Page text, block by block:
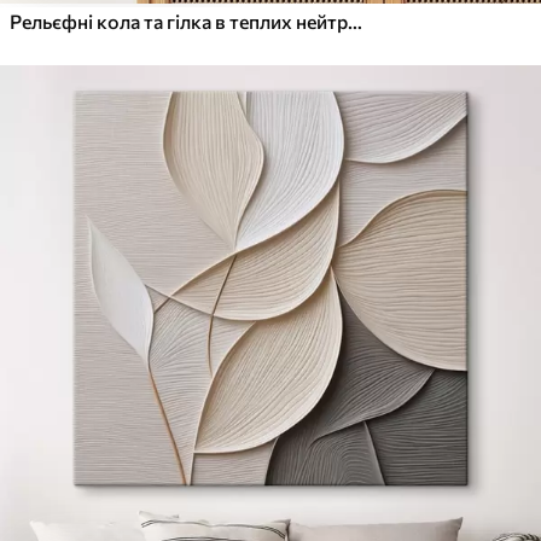
Рельєфні кола та гілка в теплих нейтральних тонах